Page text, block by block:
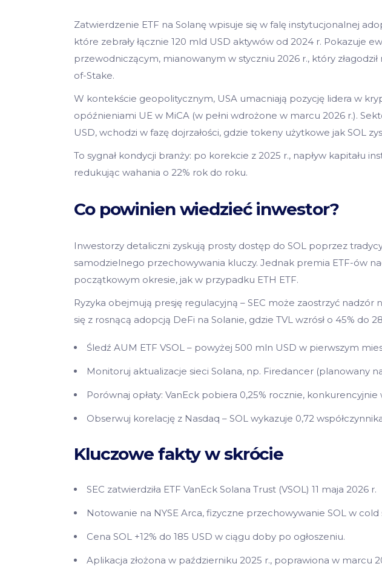
Zatwierdzenie ETF na Solanę wpisuje się w falę instytucjonalnej
które zebrały łącznie 120 mld USD aktywów od 2024 r. Pokazuje
przewodniczącym, mianowanym w styczniu 2026 r., który
of-Stake.
W kontekście geopolitycznym, USA umacniają pozycję lidera w
opóźnieniami UE w MiCA (w pełni wdrożone w marcu 2026 r.).
USD, wchodzi w fazę dojrzałości, gdzie tokeny użytkowe jak SOL
To sygnał kondycji branży: po korekcie z 2025 r., napływ kapitału
redukując wahania o 22% rok do roku.
Co powinien wiedzieć inwestor?
Inwestorzy detaliczni zyskują prosty dostęp do SOL poprzez
samodzielnego przechowywania kluczy. Jednak premia ETF-ów
początkowym okresie, jak w przypadku ETH ETF.
Ryzyka obejmują presję regulacyjną – SEC może zaostrzyć nadzór
się z rosnącą adopcją DeFi na Solanie, gdzie TVL wzrósł o 45% do
Śledź AUM ETF VSOL – powyżej 500 mln USD w pierwszym
Monitoruj aktualizacje sieci Solana, np. Firedancer (planowany
Porównaj opłaty: VanEck pobiera 0,25% rocznie, konkurencyjnie
Obserwuj korelację z Nasdaq – SOL wykazuje 0,72
Kluczowe fakty w skrócie
SEC zatwierdziła ETF VanEck Solana Trust (VSOL) 11 maja 2026 r.
Notowanie na NYSE Arca, fizyczne przechowywanie SOL w cold
Cena SOL +12% do 185 USD w ciągu doby po ogłoszeniu.
Aplikacja złożona w październiku 2025 r., poprawiona w marcu